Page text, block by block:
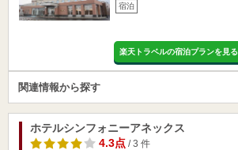
宿泊
楽天トラベルの宿泊プランを見る
関連情報から探す
ホテルシンフォニーアネックス
4.3点/ 3 件